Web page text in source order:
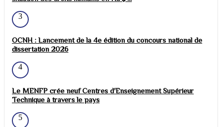
3
OCNH : Lancement de la 4e édition du concours national de
dissertation 2026
4
Le MENFP crée neuf Centres d'Enseignement Supérieur
Technique à travers le pays
5